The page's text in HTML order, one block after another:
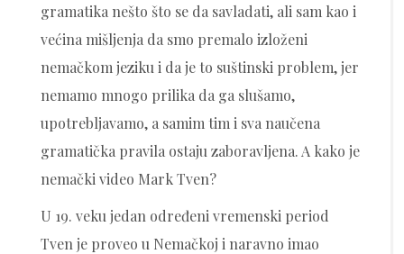
gramatika nešto što se da savladati, ali sam kao i
većina mišljenja da smo premalo izloženi
nemačkom jeziku i da je to suštinski problem, jer
nemamo mnogo prilika da ga slušamo,
upotrebljavamo, a samim tim i sva naučena
gramatička pravila ostaju zaboravljena. A kako je
nemački video Mark Tven?
U 19. veku jedan određeni vremenski period
Tven je proveo u Nemačkoj i naravno imao